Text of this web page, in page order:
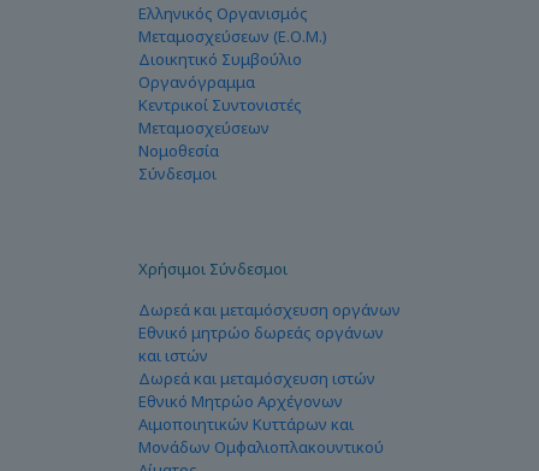
Ελληνικός Οργανισμός
Μεταμοσχεύσεων (Ε.Ο.Μ.)
Διοικητικό Συμβούλιο
Οργανόγραμμα
Κεντρικοί Συντονιστές
Μεταμοσχεύσεων
Νομοθεσία
Σύνδεσμοι
Χρήσιμοι Σύνδεσμοι
Δωρεά και μεταμόσχευση οργάνων
Εθνικό μητρώο δωρεάς οργάνων
και ιστών
Δωρεά και μεταμόσχευση ιστών
Εθνικό Μητρώο Αρχέγονων
Αιμοποιητικών Κυττάρων και
Μονάδων Ομφαλιοπλακουντικού